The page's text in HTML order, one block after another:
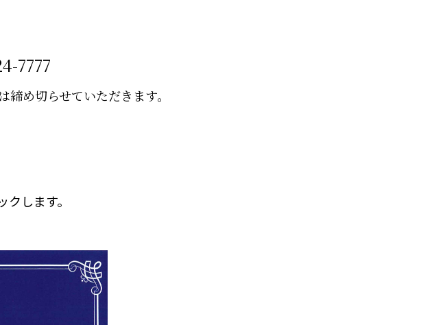
7777
締め切らせていただきます。
します。